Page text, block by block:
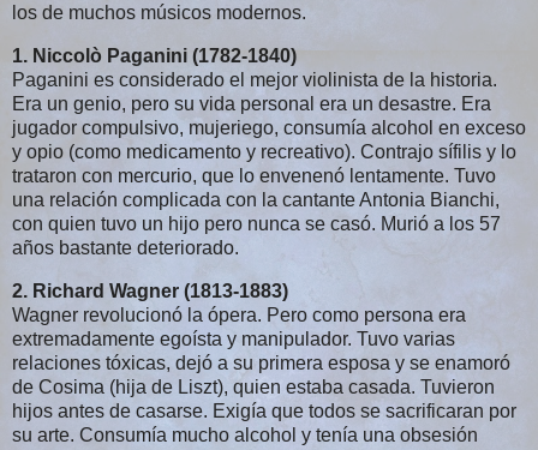
los de muchos músicos modernos.
1. Niccolò Paganini (1782-1840)
Paganini es considerado el mejor violinista de la historia.
Era un genio, pero su vida personal era un desastre. Era
jugador compulsivo, mujeriego, consumía alcohol en exceso
y opio (como medicamento y recreativo). Contrajo sífilis y lo
trataron con mercurio, que lo envenenó lentamente. Tuvo
una relación complicada con la cantante Antonia Bianchi,
con quien tuvo un hijo pero nunca se casó. Murió a los 57
años bastante deteriorado.
2. Richard Wagner (1813-1883)
Wagner revolucionó la ópera. Pero como persona era
extremadamente egoísta y manipulador. Tuvo varias
relaciones tóxicas, dejó a su primera esposa y se enamoró
de Cosima (hija de Liszt), quien estaba casada. Tuvieron
hijos antes de casarse. Exigía que todos se sacrificaran por
su arte. Consumía mucho alcohol y tenía una obsesión